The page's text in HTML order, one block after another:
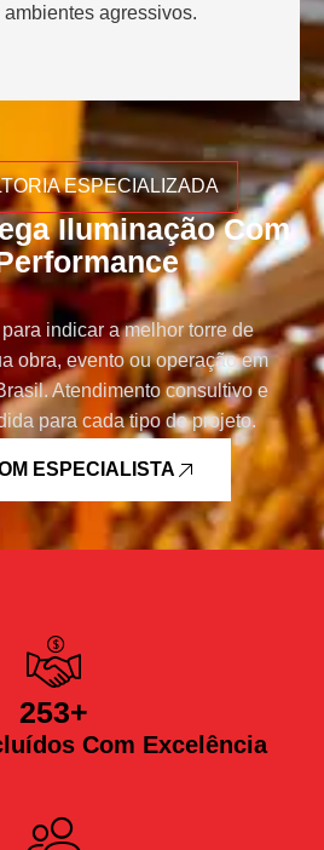
agressivos.
ESPECIALIZADA
Iluminação Com
indicar a melhor torre de
obra, evento ou operação em
Atendimento consultivo e
para cada tipo de projeto.
ESPECIALISTA
Com Excelência
253+